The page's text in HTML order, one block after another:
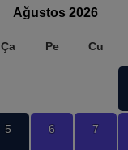
Ağustos 2026
Ça Pe Cu
5 6 7